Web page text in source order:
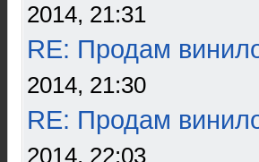
2014, 21:31
RE: Продам
2014, 21:30
RE: Продам
2014, 22:03